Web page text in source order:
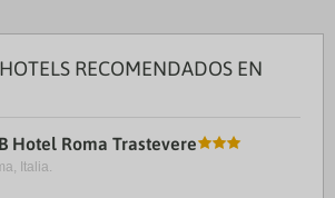
RECOMENDADOS EN
Hotel Roma Trastevere
Italia.